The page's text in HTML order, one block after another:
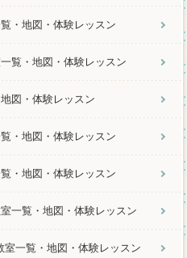
・地図・体験レッスン
覧・地図・体験レッスン
図・体験レッスン
・地図・体験レッスン
・地図・体験レッスン
一覧・地図・体験レッスン
一覧・地図・体験レッスン